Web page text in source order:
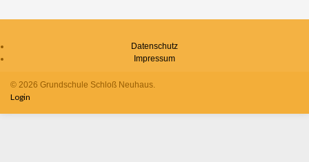
Datenschutz
Impressum
© 2026 Grundschule Schloß Neuhaus.
Login